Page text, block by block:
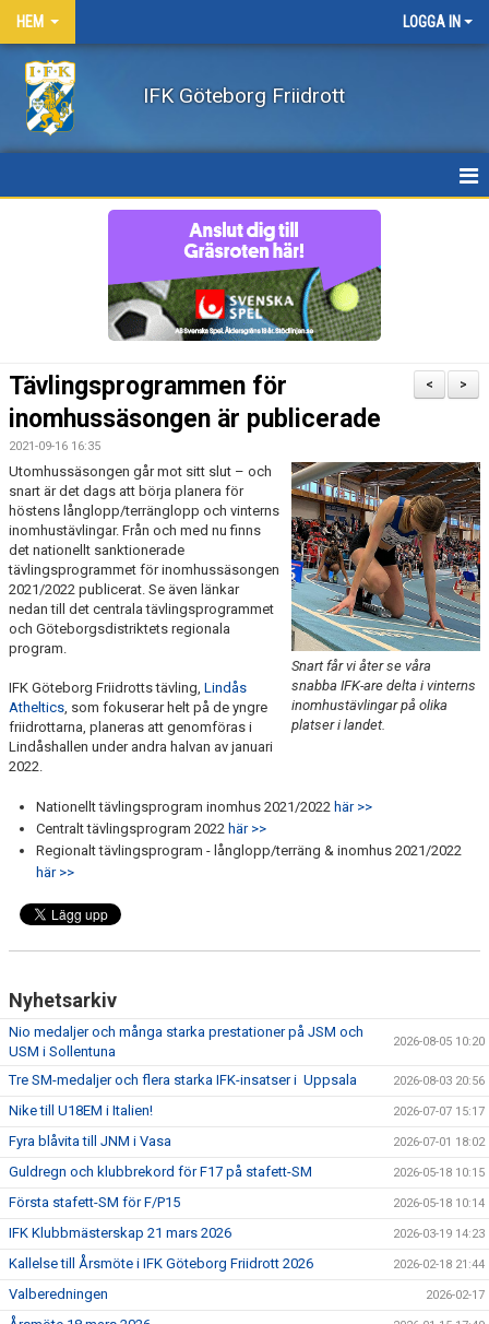
HEM LOGGA IN
IFK Göteborg Friidrott
KLÄDER
LEDARE/UTBILDNING
FUNKTIONÄR
BILDGALLERI
>
<
Tävlingsprogrammen för
inomhussäsongen är publicerade
2021-09-16 16:35
Snart får vi åter se våra
snabba IFK-are delta i vinterns
inomhustävlingar på olika
platser i landet.
Utomhussäsongen går mot sitt slut – och
snart är det dags att börja planera för
höstens långlopp/terränglopp och vinterns
inomhustävlingar. Från och med nu finns
det nationellt sanktionerade
tävlingsprogrammet för inomhussäsongen
2021/2022 publicerat. Se även länkar
nedan till det centrala tävlingsprogrammet
och Göteborgsdistriktets regionala
program.
IFK Göteborg Friidrotts tävling, Lindås
Atheltics, som fokuserar helt på de yngre
friidrottarna, planeras att genomföras i
Lindåshallen under andra halvan av januari
2022.
Nationellt tävlingsprogram inomhus 2021/2022 här >>
Centralt tävlingsprogram 2022 här >>
Regionalt tävlingsprogram - långlopp/terräng & inomhus 2021/2022
här >>
Nyhetsarkiv
Nio medaljer och många starka prestationer på JSM och
USM i Sollentuna
2026-08-05 10:20
Tre SM-medaljer och flera starka IFK-insatser i Uppsala 2026-08-03 20:56
Nike till U18EM i Italien! 2026-07-07 15:17
Fyra blåvita till JNM i Vasa 2026-07-01 18:02
Guldregn och klubbrekord för F17 på stafett-SM 2026-05-18 10:15
Första stafett-SM för F/P15 2026-05-18 10:14
IFK Klubbmästerskap 21 mars 2026 2026-03-19 14:23
Kallelse till Årsmöte i IFK Göteborg Friidrott 2026 2026-02-18 21:44
Valberedningen 2026-02-17